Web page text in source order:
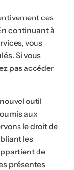
ces
continuant à
vous
Si vous
pas accéder
outil
aux
le droit de
les
de
présentes